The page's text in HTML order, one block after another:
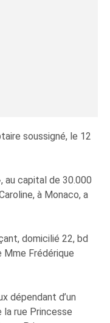
soussigné, le 12
au capital de 30.000
à Monaco, a
domicilié 22, bd
Mme Frédérique
dépendant d’un
la rue Princesse